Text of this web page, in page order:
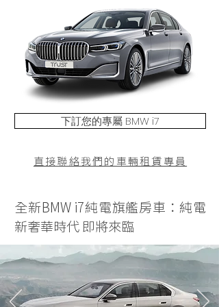
下訂您的專屬 BMW i7
直接聯絡我們的車輛租賃專員
全新BMW i7純電旗艦房車：純電
新奢華時代 即將來臨